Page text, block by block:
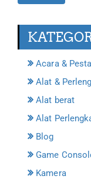
Acara & Pesta
Alat &
Alat berat
Alat
Blog
Game
Kamera